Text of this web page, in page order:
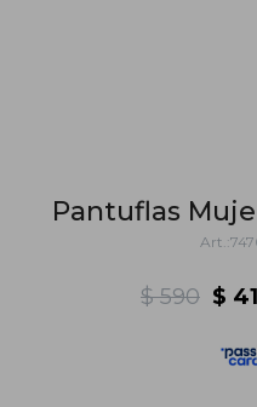
Pantuflas
$
$ 590